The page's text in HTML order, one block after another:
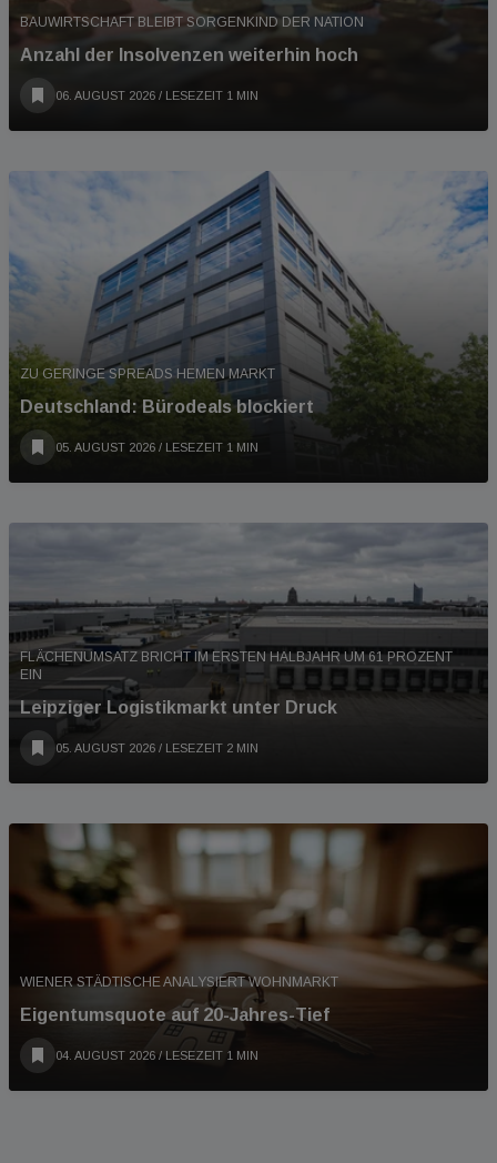
BAUWIRTSCHAFT BLEIBT SORGENKIND DER NATION
Anzahl der Insolvenzen weiterhin hoch
06. AUGUST 2026 / LESEZEIT 1 MIN
ZU GERINGE SPREADS HEMEN MARKT
Deutschland: Bürodeals blockiert
05. AUGUST 2026 / LESEZEIT 1 MIN
FLÄCHENUMSATZ BRICHT IM ERSTEN HALBJAHR UM 61 PROZENT
EIN
Leipziger Logistikmarkt unter Druck
05. AUGUST 2026 / LESEZEIT 2 MIN
WIENER STÄDTISCHE ANALYSIERT WOHNMARKT
Eigentumsquote auf 20-Jahres-Tief
04. AUGUST 2026 / LESEZEIT 1 MIN